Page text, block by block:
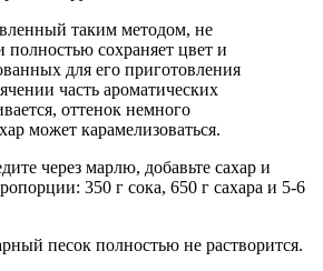
таким методом, не
полностью сохраняет цвет и
для его приготовления
часть ароматических
оттенок немного
может карамелизоваться.
через марлю, добавьте сахар и
350 г сока, 650 г сахара и 5-6
песок полностью не растворится.